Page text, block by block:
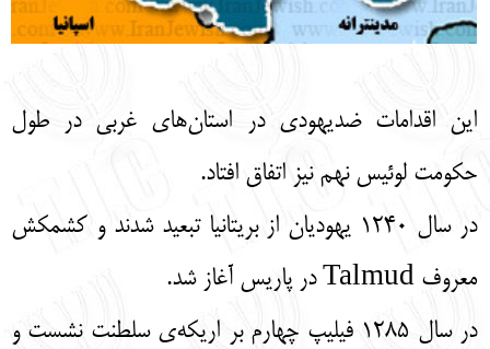
این اقدامات ضدیهودی‌ در استان‌های غربی در طول
حکومت لوئیس نهم نیز اتفاق افتاد.
در سال 1240 یهودیان از بریتانیا تبعید شدند و کشمکش
معروف Talmud در پاریس آغاز شد.
در سال 1285 فیلیپ چهارم بر اریکه‌ی سلطنت نشست و